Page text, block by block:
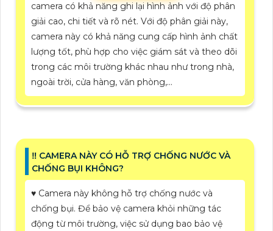
camera có khả năng ghi lại hình ảnh với độ phân
giải cao, chi tiết và rõ nét. Với độ phân giải này,
camera này có khả năng cung cấp hình ảnh chất
lượng tốt, phù hợp cho việc giám sát và theo dõi
trong các môi trường khác nhau như trong nhà,
ngoài trời, cửa hàng, văn phòng,...
‼️ CAMERA NÀY CÓ HỖ TRỢ CHỐNG NƯỚC VÀ
CHỐNG BỤI KHÔNG?
♥️ Camera này không hỗ trợ chống nước và
chống bụi. Để bảo vệ camera khỏi những tác
động từ môi trường, việc sử dụng bao bảo vệ